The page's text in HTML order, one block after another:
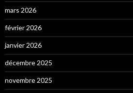
mars 2026
février 2026
janvier 2026
décembre 2025
novembre 2025